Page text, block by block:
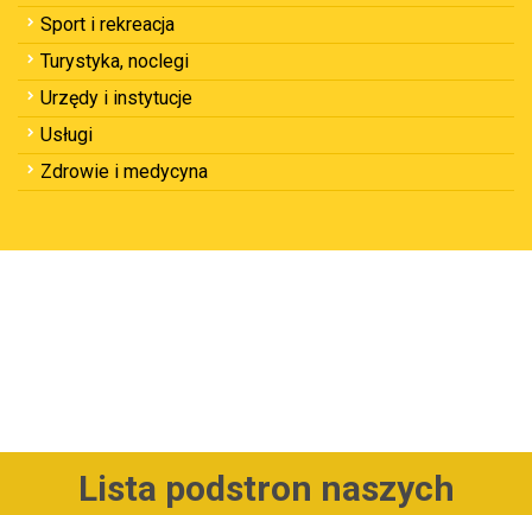
Sport i rekreacja
Turystyka, noclegi
Urzędy i instytucje
Usługi
Zdrowie i medycyna
Lista podstron naszych